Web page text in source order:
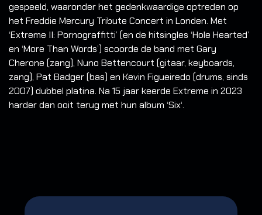
gespeeld, waaronder het gedenkwaardige optreden op
het Freddie Mercury Tribute Concert in Londen. Met
‘Extreme II: Pornograffitti’ (en de hitsingles ‘Hole Hearted’
en ‘More Than Words’) scoorde de band met Gary
Cherone (zang), Nuno Bettencourt (gitaar, keyboards,
zang), Pat Badger (bas) en Kevin Figueiredo (drums, sinds
2007) dubbel platina. Na 15 jaar keerde Extreme in 2023
harder dan ooit terug met hun album ‘Six‘.